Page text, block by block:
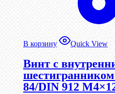
В корзину Quick View
Винт c
84/DIN 912